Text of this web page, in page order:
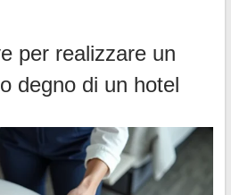
per realizzare un
degno di un hotel